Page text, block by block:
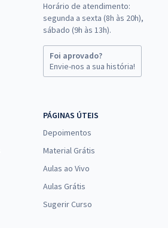
Horário de atendimento:
segunda a sexta (8h às 20h),
sábado (9h às 13h).
Foi aprovado?
Envie-nos a sua história!
PÁGINAS ÚTEIS
Depoimentos
Material Grátis
Aulas ao Vivo
Aulas Grátis
Sugerir Curso